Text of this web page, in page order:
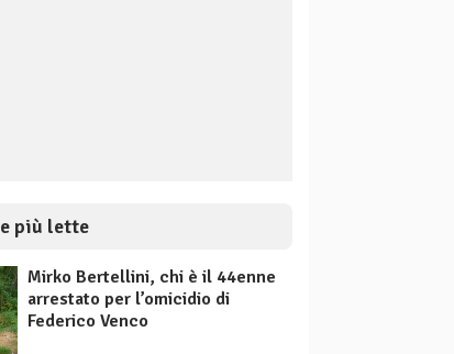
più lette
Mirko Bertellini, chi è il 44enne
arrestato per l’omicidio di
Federico Venco